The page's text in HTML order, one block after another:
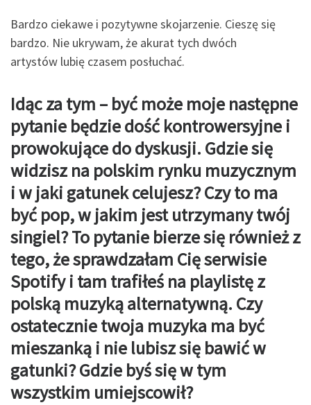
Bardzo ciekawe i pozytywne skojarzenie. Cieszę się
bardzo. Nie ukrywam, że akurat tych dwóch
artystów lubię czasem posłuchać.
Idąc za tym – być może moje następne
pytanie będzie dość kontrowersyjne i
prowokujące do dyskusji. Gdzie się
widzisz na polskim rynku muzycznym
i w jaki gatunek celujesz? Czy to ma
być pop, w jakim jest utrzymany twój
singiel? To pytanie bierze się również z
tego, żesprawdzałam Cię serwisie
Spotify i tam trafiłeś na playlistę z
polską muzyką alternatywną. Czy
ostatecznie twoja muzyka ma być
mieszanką i nie lubisz się bawić w
gatunki? Gdzie byś się w tym
wszystkim umiejscowił?